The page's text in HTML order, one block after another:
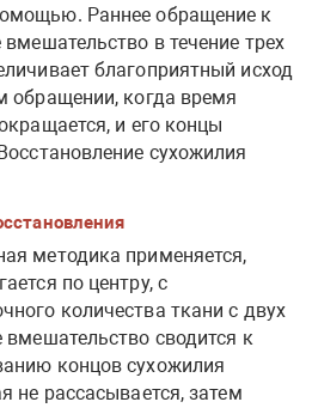
Раннее обращение к
вмешательство в течение трех
благоприятный исход
обращении, когда время
и его концы
сухожилия
методика применяется,
по центру, с
количества ткани с двух
вмешательство сводится к
концов сухожилия
не рассасывается, затем